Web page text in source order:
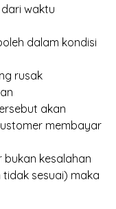
waktu
dalam kondisi
rusak
akan
membayar
bukan kesalahan
sesuai) maka